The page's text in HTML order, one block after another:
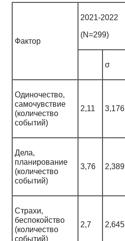
Фактор
2021-2022
(N=299)
σ
Одиночество,
самочувствие
(количество
событий)
2,11 3,176
Дела,
планирование
(количество
событий)
3,76 2,389
Страхи,
беспокойство
(количество
событий)
2,7 2,645